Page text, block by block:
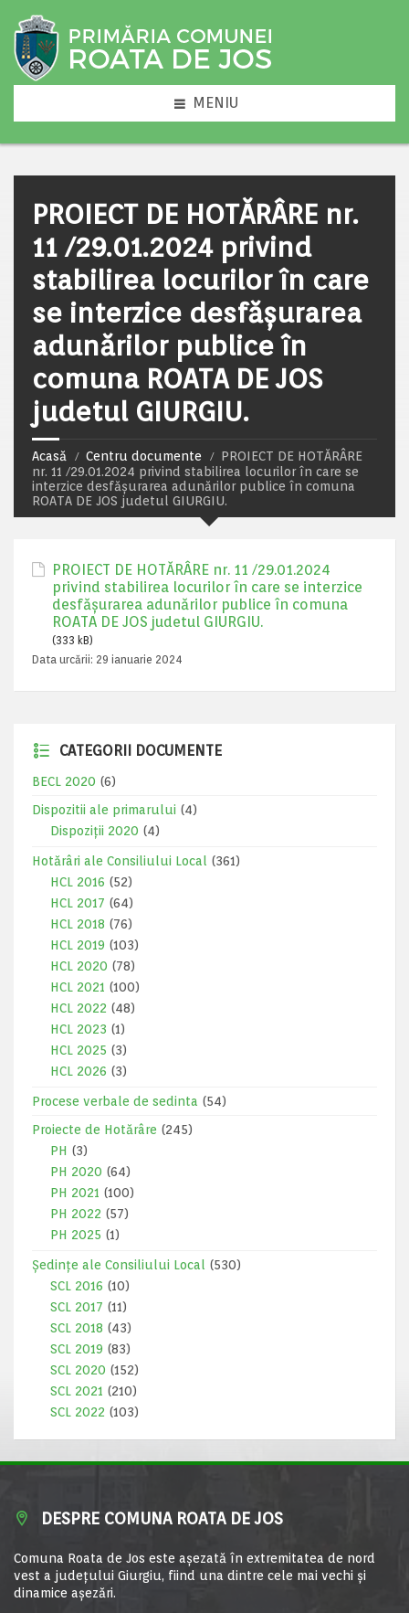
MENIU
PROIECT DE HOTĂRÂRE nr.
11 /29.01.2024 privind
stabilirea locurilor în care
se interzice desfăşurarea
adunărilor publice în
comuna ROATA DE JOS
judetul GIURGIU.
Acasă Centru documente
PROIECT DE HOTĂRÂRE
nr. 11 /29.01.2024 privind stabilirea locurilor în care se
interzice desfăşurarea adunărilor publice în comuna
ROATA DE JOS judetul GIURGIU.
PROIECT DE HOTĂRÂRE nr. 11 /29.01.2024
privind stabilirea locurilor în care se interzice
desfăşurarea adunărilor publice în comuna
ROATA DE JOS judetul GIURGIU.
(333 kB)
Data urcării: 29 ianuarie 2024
CATEGORII DOCUMENTE
BECL 2020 (6)
Dispozitii ale primarului (4)
Dispoziții 2020 (4)
Hotărâri ale Consiliului Local
(361)
HCL 2016 (52)
HCL 2017 (64)
HCL 2018 (76)
HCL 2019 (103)
HCL 2020 (78)
HCL 2021 (100)
HCL 2022 (48)
HCL 2023 (1)
HCL 2025 (3)
HCL 2026 (3)
Procese verbale de sedinta (54)
Proiecte de Hotărâre (245)
PH (3)
PH 2020 (64)
PH 2021 (100)
PH 2022 (57)
PH 2025 (1)
Ședințe ale Consiliului Local
(530)
SCL 2016 (10)
SCL 2017 (11)
SCL 2018 (43)
SCL 2019 (83)
SCL 2020 (152)
SCL 2021 (210)
SCL 2022 (103)
DESPRE COMUNA ROATA DE JOS
Comuna Roata de Jos este aşezată în extremitatea de nord
vest a judeţului Giurgiu, fiind una dintre cele mai vechi şi
dinamice aşezări.